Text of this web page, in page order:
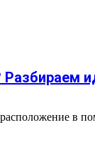
Разбираем
в